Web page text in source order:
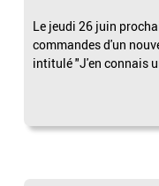
Le jeudi 26 juin
commandes d'un
intitulé "J'en connais